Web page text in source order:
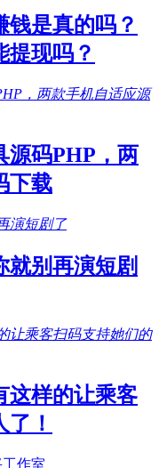
钱是真的吗？
提现吗？
源码PHP，两
下载
就别再演短剧
这样的让乘客
！
工作室